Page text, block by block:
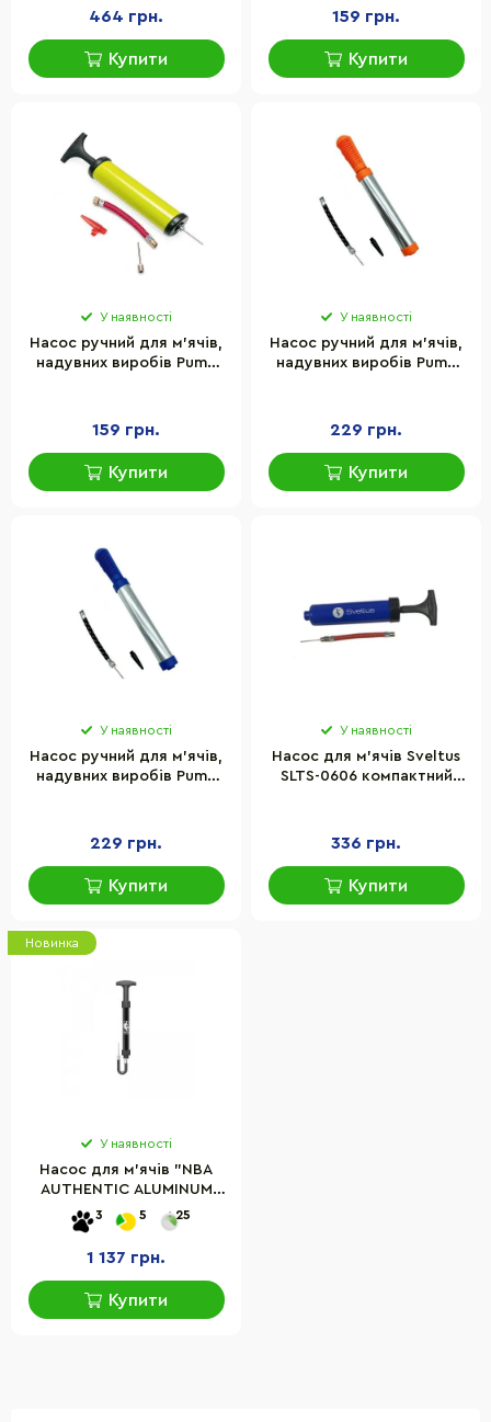
464 грн.
Купити
159 грн.
Купити
У наявності
Насос ручний для м'ячів,
надувних виробів Pump
159 грн.
Купити
У наявності
Насос ручний для м'ячів,
надувних виробів Pump
229 грн.
Купити
У наявності
Насос ручний для м'ячів,
надувних виробів Pump
229 грн.
Купити
У наявності
Насос для м'ячів Sveltus
SLTS-0606 компактний
336 грн.
Купити
Новинка
У наявності
Насос для м'ячів "NBA
AUTHENTIC ALUMINUM
PUMP" Wilson
WTBA4000NBA
3 5 25
1 137 грн.
Купити